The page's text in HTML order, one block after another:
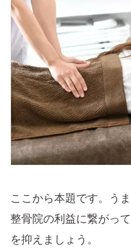
ここから本題です。う
整骨院の利益に繋がっ
を抑えましょう。